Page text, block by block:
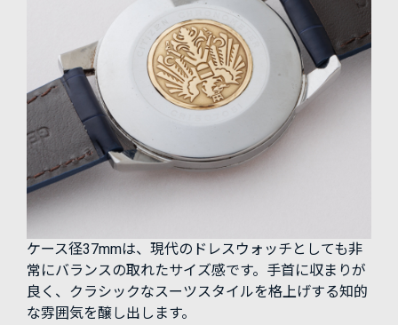
ケース径37mmは、現代のドレスウォッチとしても非
常にバランスの取れたサイズ感です。手首に収まりが
良く、クラシックなスーツスタイルを格上げする知的
な雰囲気を醸し出します。